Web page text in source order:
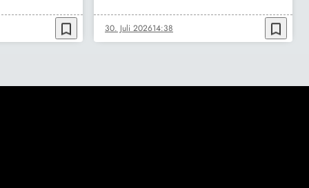
bookmark_border 30. Juli 202614:38 bookmark_border